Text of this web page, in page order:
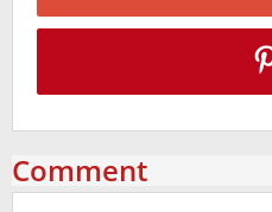
Comment